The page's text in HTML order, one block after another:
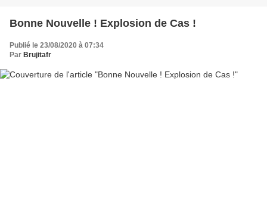
Bonne Nouvelle ! Explosion de Cas !
Publié le 23/08/2020 à 07:34
Par Brujitafr